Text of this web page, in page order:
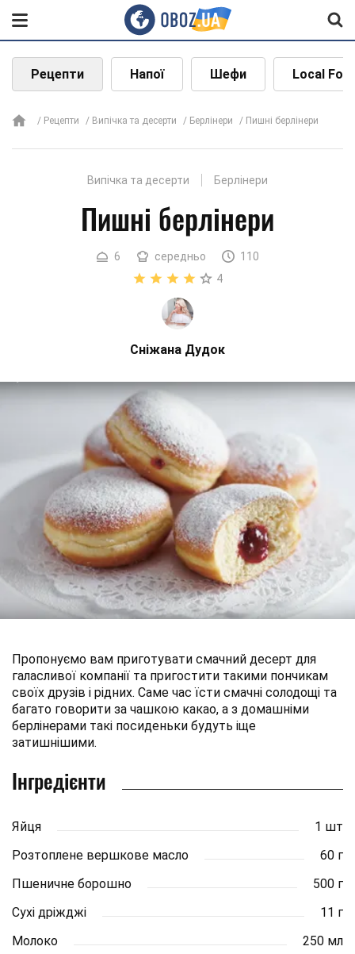
Рецепти Напої Шефи Local
Рецепти Випічка та десерти Берлінери Пишні берлінери
Випічка та десерти Берлінери
Пишні берлінери
6 середньо
110
4
Сніжана Дудок
Пропонуємо вам приготувати смачний десерт для
галасливої ​​компанії та пригостити такими пончикам
своїх друзів і рідних. Саме час їсти смачні солодощі та
багато говорити за чашкою какао, а з домашніми
берлінерами такі посиденьки будуть іще
затишнішими.
Інгредієнти
Яйця
1 шт
Розтоплене вершкове масло
60 г
Пшеничне борошно
500 г
Сухі дріжджі
11 г
Молоко
250 мл